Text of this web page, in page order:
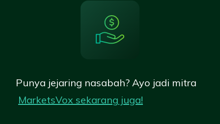
Punya jejaring nasabah? Ayo jadi mitra
MarketsVox sekarang juga!